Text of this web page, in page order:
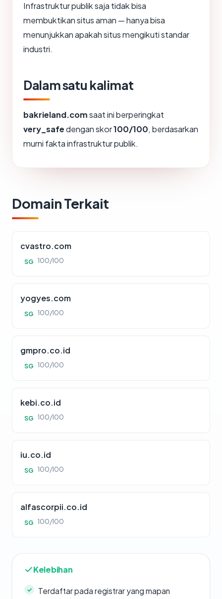
Infrastruktur publik saja tidak bisa
membuktikan situs aman — hanya bisa
menunjukkan apakah situs mengikuti standar
industri.
Dalam satu kalimat
bakrieland.comsaat ini berperingkat
very_safedengan skor100/100, berdasarkan
murni fakta infrastruktur publik.
Domain Terkait
cvastro.com
SG 100/100
yogyes.com
SG 100/100
gmpro.co.id
SG 100/100
kebi.co.id
SG 100/100
iu.co.id
SG 100/100
alfascorpii.co.id
SG 100/100
Kelebihan
Terdaftar pada registrar yang mapan